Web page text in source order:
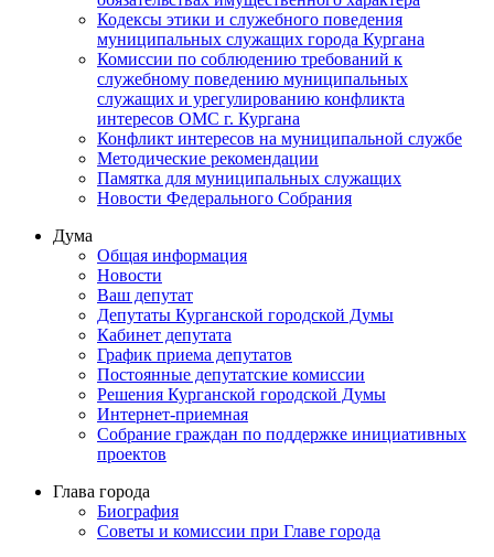
Кодексы этики и служебного поведения
муниципальных служащих города Кургана
Комиссии по соблюдению требований к
служебному поведению муниципальных
служащих и урегулированию конфликта
интересов ОМС г. Кургана
Конфликт интересов на муниципальной службе
Методические рекомендации
Памятка для муниципальных служащих
Новости Федерального Cобрания
Дума
Общая информация
Новости
Ваш депутат
Депутаты Курганской городской Думы
Кабинет депутата
График приема депутатов
Постоянные депутатские комиссии
Решения Курганской городской Думы
Интернет-приемная
Собрание граждан по поддержке инициативных
проектов
Глава города
Биография
Советы и комиссии при Главе города